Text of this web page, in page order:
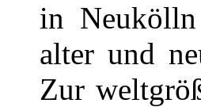
in
alter und
Zur